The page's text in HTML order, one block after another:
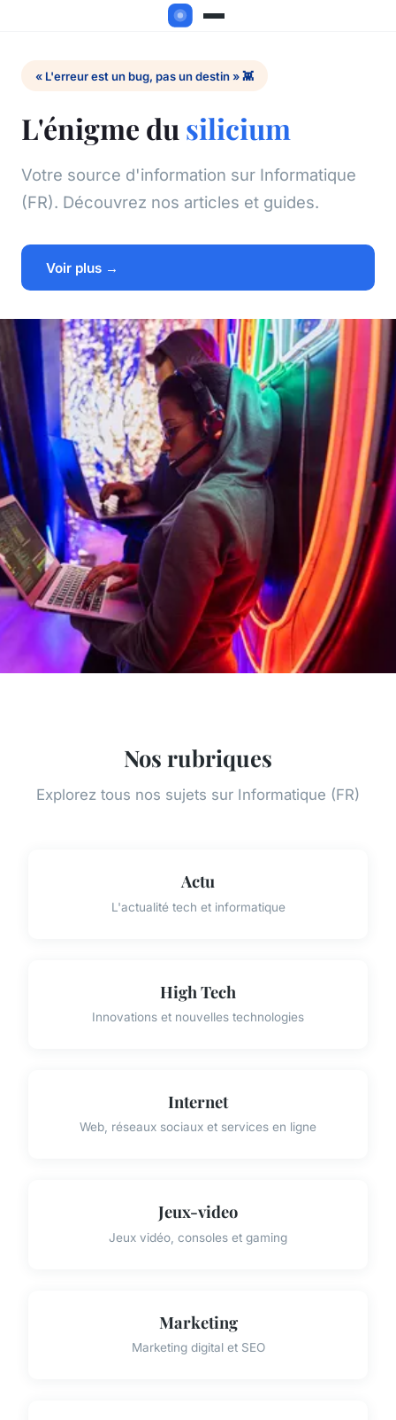
« L'erreur est un bug, pas un destin » 👾
L'énigme du silicium
Votre source d'information sur Informatique
(FR). Découvrez nos articles et guides.
Voir plus →
Nos rubriques
Explorez tous nos sujets sur Informatique (FR)
Actu
L'actualité tech et informatique
High Tech
Innovations et nouvelles technologies
Internet
Web, réseaux sociaux et services en ligne
Jeux-video
Jeux vidéo, consoles et gaming
Marketing
Marketing digital et SEO